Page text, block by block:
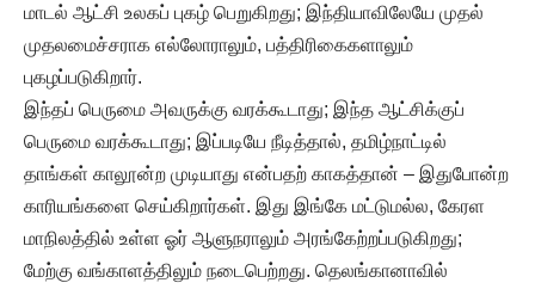
மாடல் ஆட்சி உலகப் புகழ் பெறுகிறது; இந்தியாவிலேயே முதல்
முதலமைச்சராக எல்லோராலும், பத்திரிகைகளாலும்
புகழப்படுகிறார்.
இந்தப் பெருமை அவருக்கு வரக்கூடாது; இந்த ஆட்சிக்குப்
பெருமை வரக்கூடாது; இப்படியே நீடித்தால், தமிழ்நாட்டில்
தாங்கள் காலூன்ற முடியாது என்பதற் காகத்தான் – இதுபோன்ற
காரியங்களை செய்கிறார்கள். இது இங்கே மட்டுமல்ல, கேரள
மாநிலத்தில் உள்ள ஓர் ஆளுநராலும் அரங்கேற்றப்படுகிறது;
மேற்கு வங்காளத்திலும் நடைபெற்றது. தெலங்கானாவில்